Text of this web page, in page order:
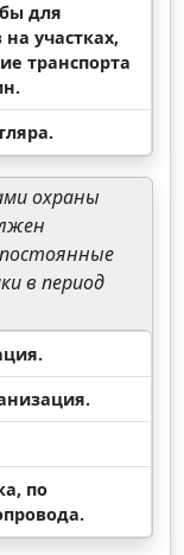
для
участках,
транспорта
охраны
в период
по